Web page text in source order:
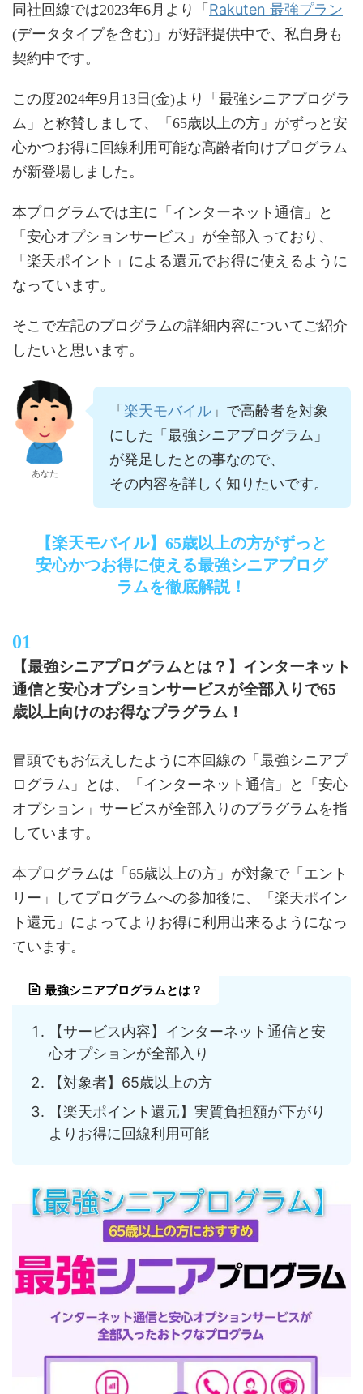
同社回線では2023年6月より「 Rakuten 最強プラン
(データタイプを含む)」が好評提供中で、私自身も
契約中です。
この度2024年9月13日(金)より「最強シニアプログラ
ム」と称賛しまして、「65歳以上の方」がずっと安
心かつお得に回線利用可能な高齢者向けプログラム
が新登場しました。
本プログラムでは主に「インターネット通信」と
「安心オプションサービス」が全部入っており、
「楽天ポイント」による還元でお得に使えるように
なっています。
そこで左記のプログラムの詳細内容についてご紹介
したいと思います。
あなた
「 楽天モバイル 」で高齢者を対象
にした「最強シニアプログラム」
が発足したとの事なので、
その内容を詳しく知りたいです。
【楽天モバイル】65歳以上の方がずっと
安心かつお得に使える最強シニアプログ
ラムを徹底解説！
【最強シニアプログラムとは？】インターネット
通信と安心オプションサービスが全部入りで65
歳以上向けのお得なプラグラム！
冒頭でもお伝えしたように本回線の「最強シニアプ
ログラム」とは、「インターネット通信」と「安心
オプション」サービスが全部入りのプラグラムを指
しています。
本プログラムは「65歳以上の方」が対象で「エント
リー」してプログラムへの参加後に、「楽天ポイン
ト還元」によってよりお得に利用出来るようになっ
ています。
最強シニアプログラムとは？
【サービス内容】インターネット通信と安
心オプションが全部入り
【対象者】65歳以上の方
【楽天ポイント還元】実質負担額が下がり
よりお得に回線利用可能